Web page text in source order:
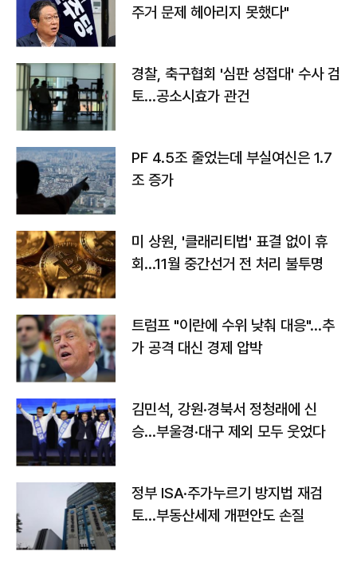
주거 문제 헤아리지 못했다"
경찰, 축구협회 '심판 성접대' 수사 검
토…공소시효가 관건
PF 4.5조 줄었는데 부실여신은 1.7
조 증가
미 상원, '클래리티법' 표결 없이 휴
회…11월 중간선거 전 처리 불투명
트럼프 "이란에 수위 낮춰 대응"…추
가 공격 대신 경제 압박
김민석, 강원·경북서 정청래에 신
승…부울경·대구 제외 모두 웃었다
정부 ISA·주가누르기 방지법 재검
토…부동산세제 개편안도 손질